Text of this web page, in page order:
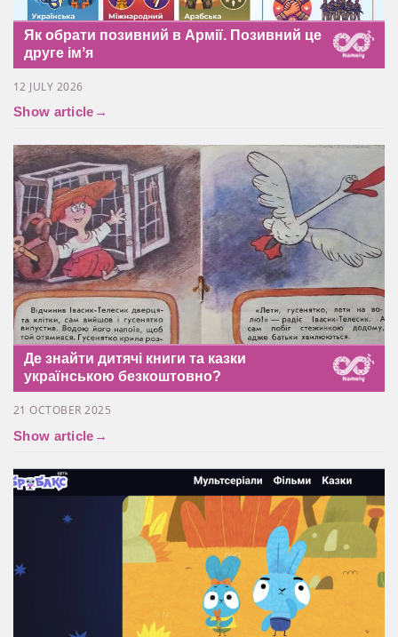
Як обрати позивний в Армії. Позивний це
друге імʼя
12 JULY 2026
Show article →
Де знайти дитячі книги та казки
українською безкоштовно?
21 OCTOBER 2025
Show article →